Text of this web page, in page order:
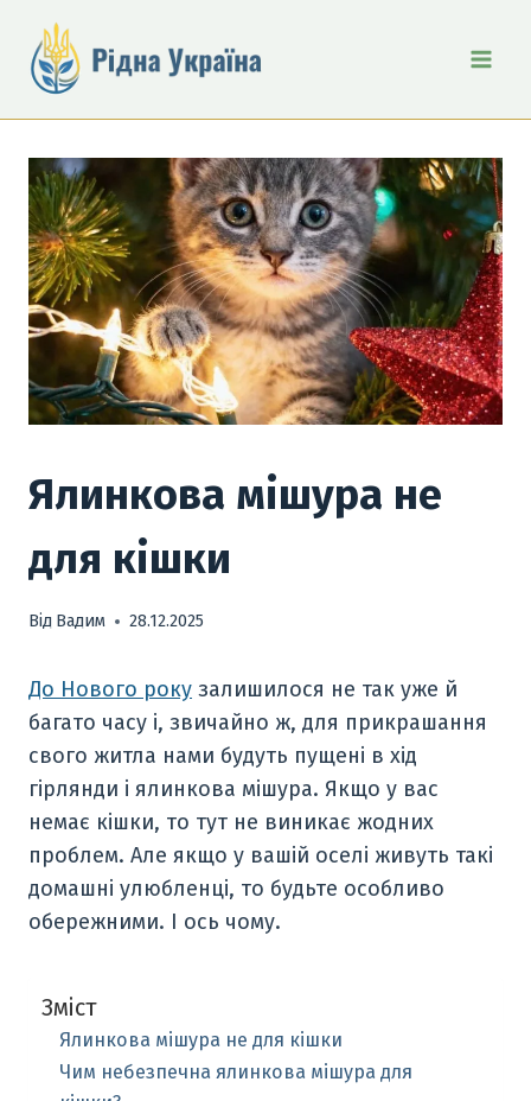
вмісту
Ялинкова мішура не
для кішки
Від Вадим 28.12.2025
До Нового року залишилося не так уже й
багато часу і, звичайно ж, для прикрашання
свого житла нами будуть пущені в хід
гірлянди і ялинкова мішура. Якщо у вас
немає кішки, то тут не виникає жодних
проблем. Але якщо у вашій оселі живуть такі
домашні улюбленці, то будьте особливо
обережними. І ось чому.
Зміст
Ялинкова мішура не для кішки
Чим небезпечна ялинкова мішура для